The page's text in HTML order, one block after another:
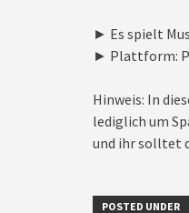
► Es spielt
► Plattform:
Hinweis: In
lediglich um
und ihr solltet
POSTED UNDER